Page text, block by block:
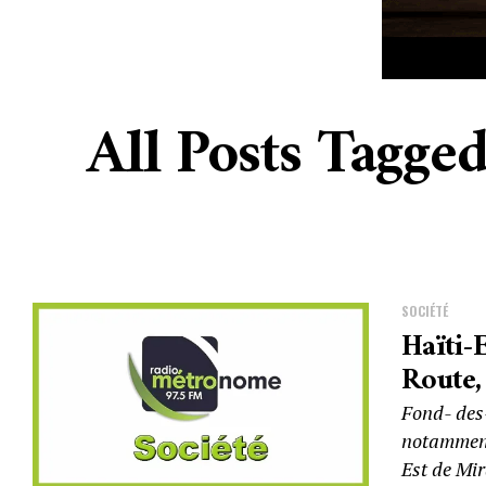
All Posts
SOCIÉTÉ
Haïti-
Fond-
Est de